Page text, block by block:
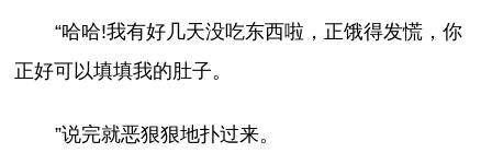
“哈哈!我有好几天没吃东西啦，正饿得发慌，你
正好可以填填我的肚子。
”说完就恶狠狠地扑过来。